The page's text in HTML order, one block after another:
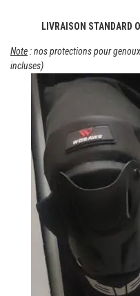
LIVRAISON STANDARD
Note : nos protections pour
incluses)